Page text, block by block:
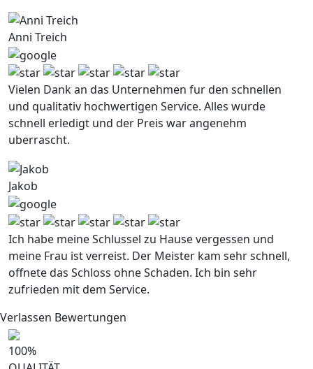
Anni Treich
Vielen Dank an das Unternehmen fur den schnellen
und qualitativ hochwertigen Service. Alles wurde
schnell erledigt und der Preis war angenehm
uberrascht.
Jakob
Ich habe meine Schlussel zu Hause vergessen und
meine Frau ist verreist. Der Meister kam sehr schnell,
offnete das Schloss ohne Schaden. Ich bin sehr
zufrieden mit dem Service.
Verlassen Bewertungen
100%